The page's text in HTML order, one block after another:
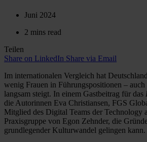
Juni 2024
2 mins read
Teilen
Share on LinkedIn Share via Email
Im internationalen Vergleich hat
wenig Frauen in Führungspositionen –
langsam steigt. In einem Gastbeitrag für das
die Autorinnen Eva Christiansen, FGS
Mitglied des Digital Teams der Technology
Praxisgruppe von Egon Zehnder, die
grundlegender Kulturwandel gelingen kann.